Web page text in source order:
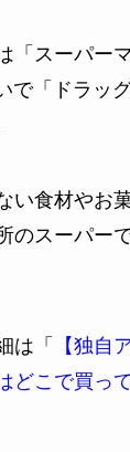
「スーパー
で「ドラッ
い食材やお
のスーパー
は「
【独自
どこで買っ